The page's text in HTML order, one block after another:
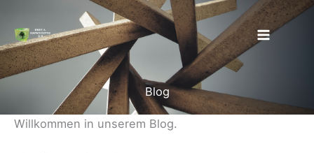
Inhalt
springen
Blog
Willkommen in unserem Blog.